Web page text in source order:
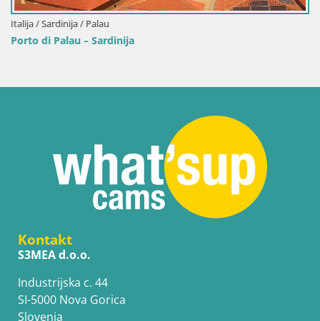
Italija / Sardinija / Palau
Porto di Palau – Sardinija
Kontakt
S3MEA d.o.o.
Industrijska c. 44
SI-5000 Nova Gorica
Slovenia